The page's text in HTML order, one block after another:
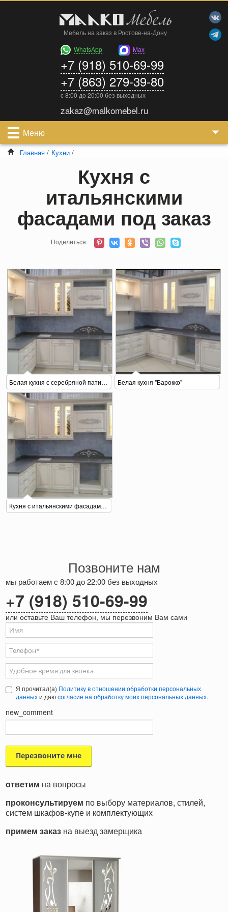
Мебель на заказ в Ростове-на-Дону
WhatsApp
Max
+7 (918) 510-69-99
+7 (863) 279-39-80
с 8:00 до 20:00 без выходных
zakaz@malkomebel.ru
Меню
Главная / Кухни /
Кухня с
итальянскими
фасадами под заказ
Поделиться:
Белая кухня с серебряной патиной Белая кухня "Барокко"
Кухня с итальянскими фасадами под заказ
Позвоните нам
мы работаем с 8:00 до 22:00 без выходных
+7 (918) 510-69-99
или оставьте Ваш телефон, мы перезвоним Вам сами
Ваше имя
Телефон*
Удобное время для звонка
Я прочитал(а) Политику в отношении обработки персональных
данныхи даюсогласие на обработку моих персональных данных.
new_comment
ответим на вопросы
проконсультируем по выбору материалов, стилей,
систем шкафов-купе и комплектующих
примем заказ на выезд замерщика